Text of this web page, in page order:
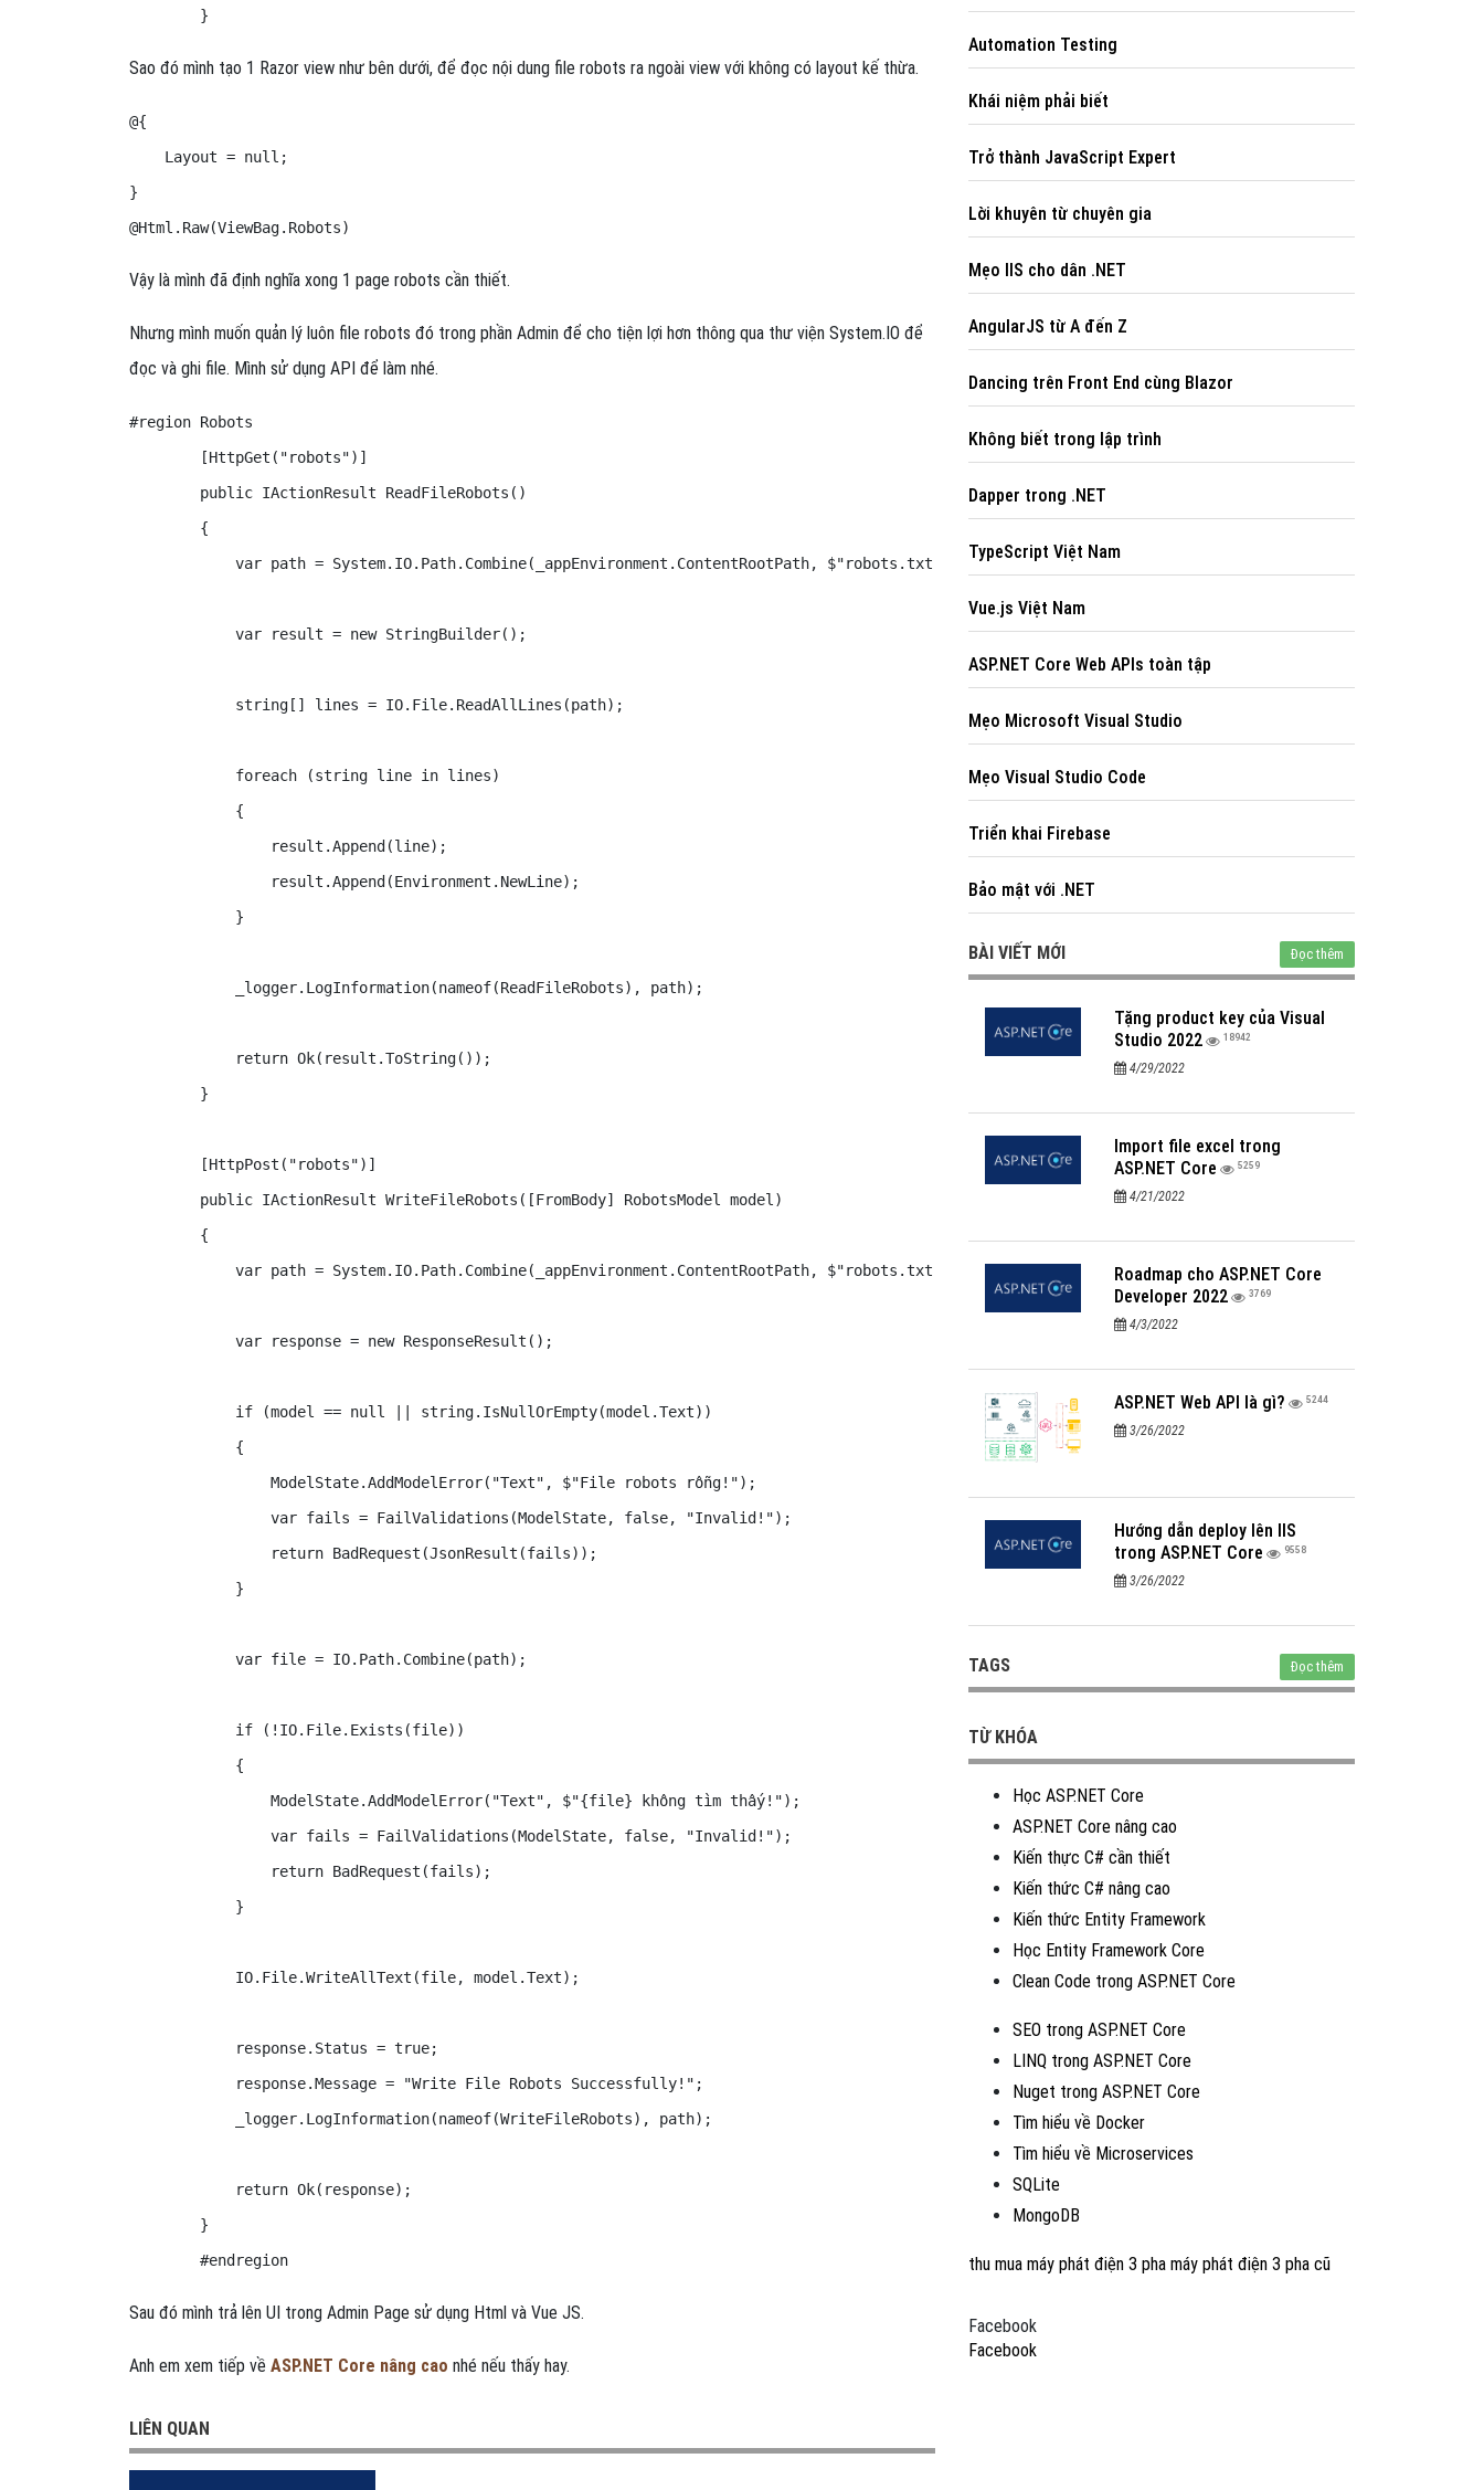
}
Sao đó mình tạo 1 Razor view như bên dưới, để đọc nội dung file robots ra ngoài view với không có layout kế thừa.
@{
Layout = null;
}
@Html.Raw(ViewBag.Robots)
Vậy là mình đã định nghĩa xong 1 page robots cần thiết.
Nhưng mình muốn quản lý luôn file robots đó trong phần Admin để cho tiện lợi hơn thông qua thư viện System.IO để
đọc và ghi file. Mình sử dụng API để làm nhé.
#region Robots
[HttpGet("robots")]
public IActionResult ReadFileRobots()
{
var path = System.IO.Path.Combine(_appEnvironment.ContentRootPath, $"robots.txt");
var result = new StringBuilder();
string[] lines = IO.File.ReadAllLines(path);
foreach (string line in lines)
{
result.Append(line);
result.Append(Environment.NewLine);
}
_logger.LogInformation(nameof(ReadFileRobots), path);
return Ok(result.ToString());
}
[HttpPost("robots")]
public IActionResult WriteFileRobots([FromBody] RobotsModel model)
{
var path = System.IO.Path.Combine(_appEnvironment.ContentRootPath, $"robots.txt");
var response = new ResponseResult();
if (model == null || string.IsNullOrEmpty(model.Text))
{
ModelState.AddModelError("Text", $"File robots rỗng!");
var fails = FailValidations(ModelState, false, "Invalid!");
return BadRequest(JsonResult(fails));
}
var file = IO.Path.Combine(path);
if (!IO.File.Exists(file))
{
ModelState.AddModelError("Text", $"{file} không tìm thấy!");
var fails = FailValidations(ModelState, false, "Invalid!");
return BadRequest(fails);
}
IO.File.WriteAllText(file, model.Text);
response.Status = true;
response.Message = "Write File Robots Successfully!";
_logger.LogInformation(nameof(WriteFileRobots), path);
return Ok(response);
}
#endregion
Sau đó mình trả lên UI trong Admin Page sử dụng Html và Vue JS.
Anh em xem tiếp về ASP.NET Core nâng cao nhé nếu thấy hay.
LIÊN QUAN
Automation Testing
Khái niệm phải biết
Trở thành JavaScript Expert
Lời khuyên từ chuyên gia
Mẹo IIS cho dân .NET
AngularJS từ A đến Z
Dancing trên Front End cùng Blazor
Không biết trong lập trình
Dapper trong .NET
TypeScript Việt Nam
Vue.js Việt Nam
ASP.NET Core Web APIs toàn tập
Mẹo Microsoft Visual Studio
Mẹo Visual Studio Code
Triển khai Firebase
Bảo mật với .NET
BÀI VIẾT MỚI Đọc thêm
Tặng product key của Visual
Studio 2022
18942
4/29/2022
Import file excel trong
ASP.NET Core
5259
4/21/2022
Roadmap cho ASP.NET Core
Developer 2022
3769
4/3/2022
ASP.NET Web API là gì? 5244
3/26/2022
Hướng dẫn deploy lên IIS
trong ASP.NET Core
9558
3/26/2022
TAGS Đọc thêm
TỪ KHÓA
Học ASP.NET Core
ASP.NET Core nâng cao
Kiến thực C# cần thiết
Kiến thức C# nâng cao
Kiến thức Entity Framework
Học Entity Framework Core
Clean Code trong ASP.NET Core
SEO trong ASP.NET Core
LINQ trong ASP.NET Core
Nuget trong ASP.NET Core
Tìm hiểu về Docker
Tìm hiểu về Microservices
SQLite
MongoDB
thu mua máy phát điện 3 pha máy phát điện 3 pha cũ
Facebook
Facebook